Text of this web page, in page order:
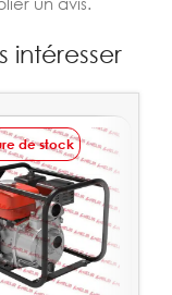
intéresser
de stock